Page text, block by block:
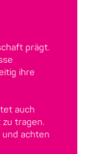
prägt.
ihre
auch
tragen.
achten